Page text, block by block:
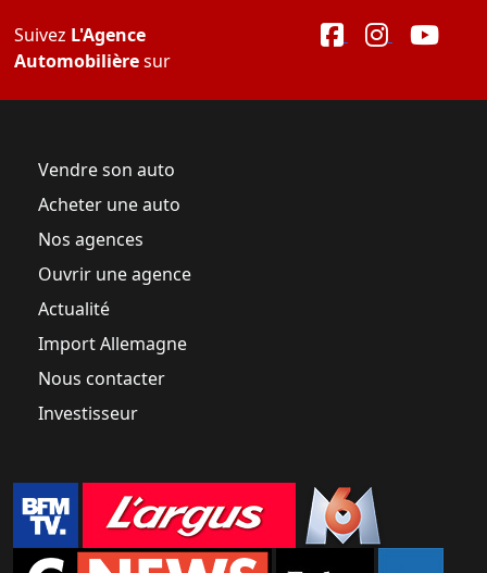
Suivez L'Agence
Automobilièresur
Vendre son auto
Acheter une auto
Nos agences
Ouvrir une agence
Actualité
Import Allemagne
Nous contacter
Investisseur